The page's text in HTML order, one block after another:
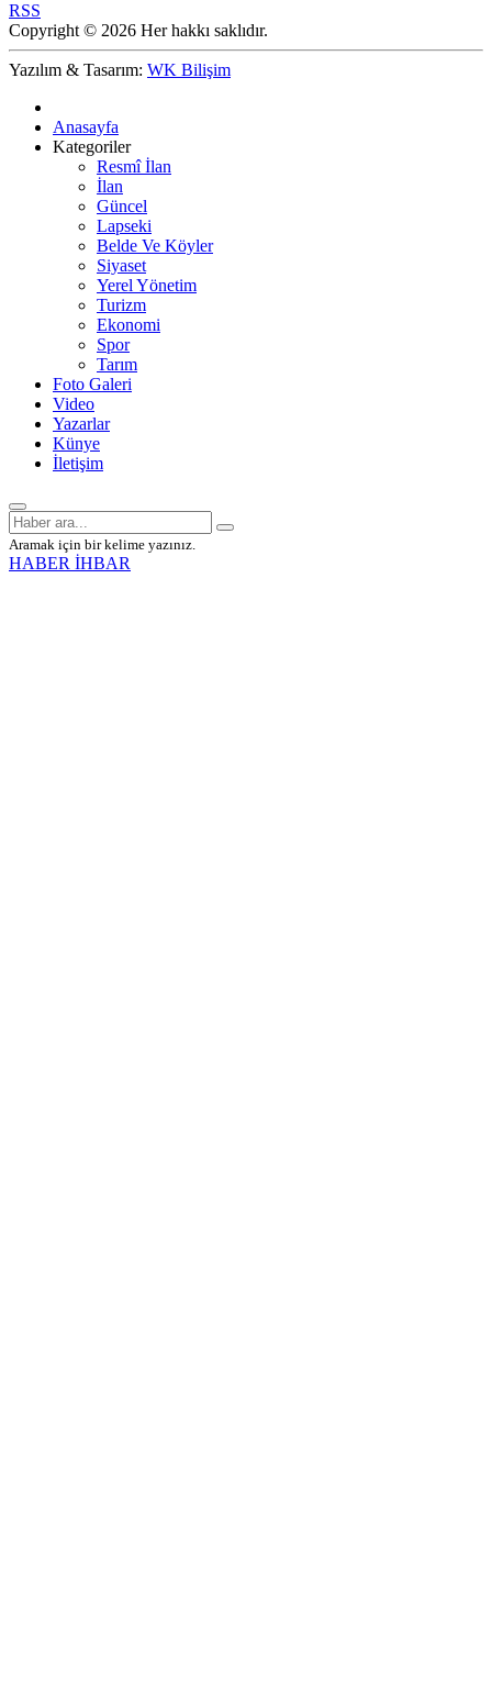
RSS
Copyright © 2026 Her hakkı saklıdır.
Yazılım & Tasarım: WK Bilişim
Anasayfa
Kategoriler
Resmî İlan
İlan
Güncel
Lapseki
Belde Ve Köyler
Siyaset
Yerel Yönetim
Turizm
Ekonomi
Spor
Tarım
Foto Galeri
Video
Yazarlar
Künye
İletişim
Aramak için bir kelime yazınız.
HABER İHBAR